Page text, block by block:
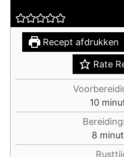
Recept afdrukken
Rate
10
8